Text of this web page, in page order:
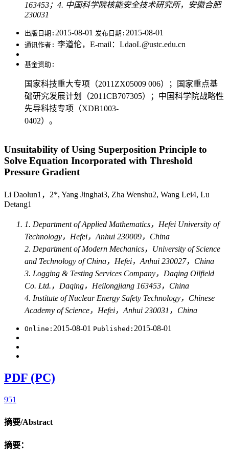
163453；4. 中国科学院核能安全技术研究所，安徽合肥
230031
出版日期: 2015-08-01 发布日期: 2015-08-01
通讯作者: 李道伦，E-mail：LdaoL@ustc.edu.cn
基金资助:
国家科技重大专项（2011ZX05009 006）；国家重点基
础研究发展计划（2011CB707305）；中国科学院战略性
先导科技专项（XDB1003-
0402）。
Unsuitability of Using Superposition Principle to
Solve Equation Incorporated with Threshold
Pressure Gradient
Li Daolun1，2*, Yang Jinghai3, Zha Wenshu2, Wang Lei4, Lu
Detang1
1. Department of Applied Mathematics，Hefei University of
Technology，Hefei，Anhui 230009，China
2. Department of Modern Mechanics，University of Science
and Technology of China，Hefei，Anhui 230027，China
3. Logging & Testing Services Company，Daqing Oilfield
Co. Ltd.，Daqing，Heilongjiang 163453，China
4. Institute of Nuclear Energy Safety Technology，Chinese
Academy of Science，Hefei，Anhui 230031，China
Online: 2015-08-01 Published: 2015-08-01
PDF (PC)
951
摘要/Abstract
摘要：